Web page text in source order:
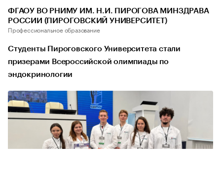
ФГАОУ ВО РНИМУ ИМ. Н.И. ПИРОГОВА МИНЗДРАВА
РОССИИ (ПИРОГОВСКИЙ УНИВЕРСИТЕТ)
Профессиональное образование
Студенты Пироговского Университета стали
призерами Всероссийской олимпиады по
эндокринологии